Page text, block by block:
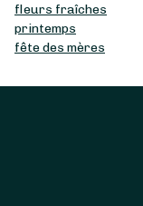
fleurs fraîches
printemps
fête des mères